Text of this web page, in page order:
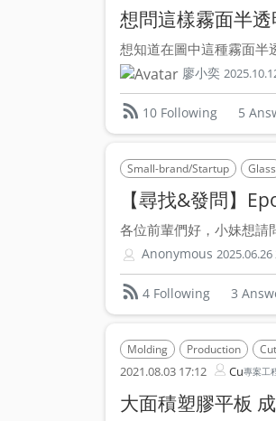
想問這樣霧面半
想知道在圖中這種霧面半
廖小奕
10 Following 5
Small-brand/Startup Glass
【尋找&發問】
各位前輩們好，小妹想請
Anonymous 2025.06.26
4 Following 3
Molding Production
2021.08.03 17:12 Cu專案工
大面積塑膠平板